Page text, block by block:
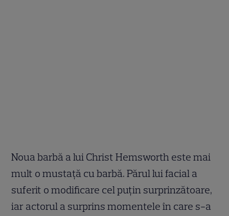
Noua barbă a lui Christ Hemsworth este mai
mult o mustață cu barbă. Părul lui facial a
suferit o modificare cel puțin surprinzătoare,
iar actorul a surprins momentele în care s-a